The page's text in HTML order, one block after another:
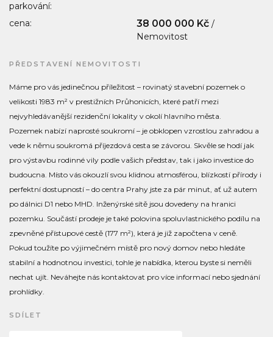
parkování:
cena:
38 000 000 Kč /
Nemovitost
PŘEDSTAVENÍ NEMOVITOSTI
Máme pro vás jedinečnou příležitost – rovinatý stavební pozemek o
velikosti 1983 m² v prestižních Průhonicích, které patří mezi
nejvyhledávanější rezidenční lokality v okolí hlavního města.
Pozemek nabízí naprosté soukromí – je obklopen vzrostlou zahradou a
vede k němu soukromá příjezdová cesta se závorou. Skvěle se hodí jak
pro výstavbu rodinné vily podle vašich představ, tak i jako investice do
budoucna. Místo vás okouzlí svou klidnou atmosférou, blízkostí přírody i
perfektní dostupností – do centra Prahy jste za pár minut, ať už autem
po dálnici D1 nebo MHD. Inženýrské sítě jsou dovedeny na hranici
pozemku. Součástí prodeje je také polovina spoluvlastnického podílu na
zpevněné přístupové cestě (177 m²), která je již započtena v ceně.
Pokud toužíte po výjimečném místě pro nový domov nebo hledáte
stabilní a hodnotnou investici, tohle je nabídka, kterou byste si neměli
nechat ujít. Neváhejte nás kontaktovat pro více informací nebo sjednání
prohlídky.
SDÍLET